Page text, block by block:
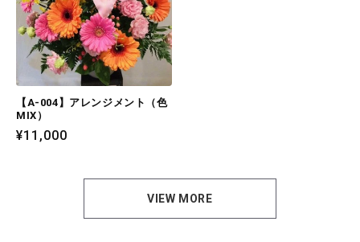
【A-004】アレンジメント（色
MIX）
通
¥11,000
VIEW MORE